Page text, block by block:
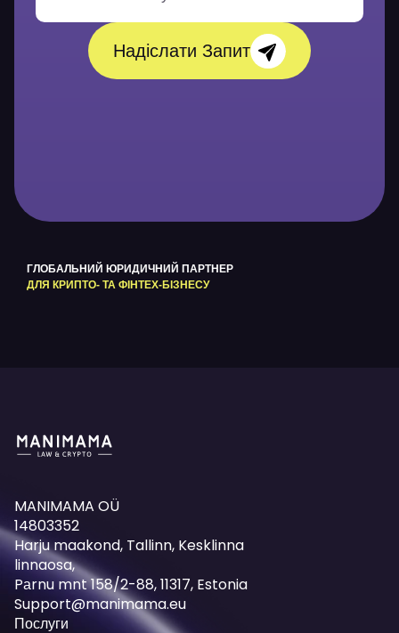
ГЛОБАЛЬНИЙ ЮРИДИЧНИЙ ПАРТНЕР
ДЛЯ КРИПТО- ТА ФІНТЕХ-БІЗНЕСУ
н
н
Надіслати Запит
MANIMAMA OÜ
14803352
Harju maakond, Tallinn, Kesklinna
linnaosa,
Pаrnu mnt 158/2-88, 11317, Estonia
Support@manimama.eu
Послуги